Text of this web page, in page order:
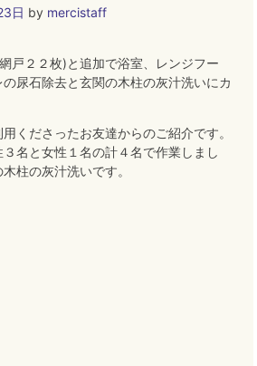
日 by mercistaff
戸２２枚)と追加で浴室、レンジフー
の尿石除去と玄関の木柱の灰汁洗いにカ
くださったお友達からのご紹介です。
名と女性１名の計４名で作業しまし
柱の灰汁洗いです。